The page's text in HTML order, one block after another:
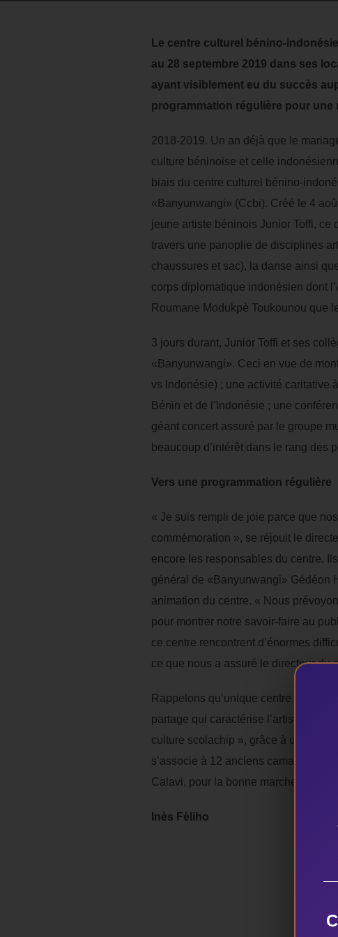
Le centre culturel bénino-
au 28 septembre 2019 dans ses
ayant visiblement eu du succès
programmation régulière pour
2018-2019. Un an déjà que le
culture béninoise et celle
biais du centre culturel bénino-
«Banyunwangi» (Ccbi). Créé le 4
jeune artiste béninois Junior Toffi, ce
travers une panoplie de disciplines
chaussures et sac), la danse ainsi
corps diplomatique indonésien dont
Roumane Modukpè Toukounou que
3 jours durant, Junior Toffi et ses
«Banyunwangi». Ceci en vue de
vs Indonésie) ; une activité caritative
Bénin et de l’Indonésie ; une
géant concert assuré par le groupe
beaucoup d’intérêt dans le rang des
Vers une programmation régulière
« Je suis rempli de joie parce que
commémoration », se réjouit le
encore les responsables du centre.
général de «Banyunwangi» Gédéon
animation du centre. « Nous
pour montrer notre savoir-faire au
ce centre rencontrent d’énormes
ce que nous a assuré le directeur du
Rappelons qu’unique centre
partage qui caractérise l’artiste
culture scolachip », grâce à une
s’associe à 12 anciens camarades,
Calavi, pour la bonne marche de son
Inès Fèliho